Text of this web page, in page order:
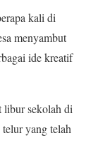
kali di
menyambut
ide kreatif
libur sekolah di
yang telah